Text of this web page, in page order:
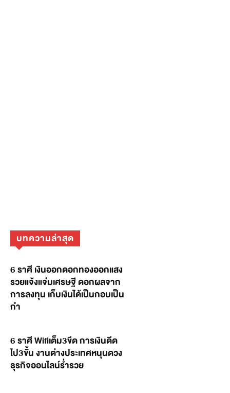
บทความล่าสุด
6 ราศี เงินออกดอกทองออกแสง
รวยแจ้งแจ่มเศรษฐี ดอกผลจาก
การลงทุน เก็บเงินได้เป็นกอบเป็น
กำ
6 ราศี Wifiเต็ม3ขีด การเงินดีด
ไป3ขั้น งานต่างประเทศหนุนดวง
ธุรกิจออนไลน์ร่ำรวย